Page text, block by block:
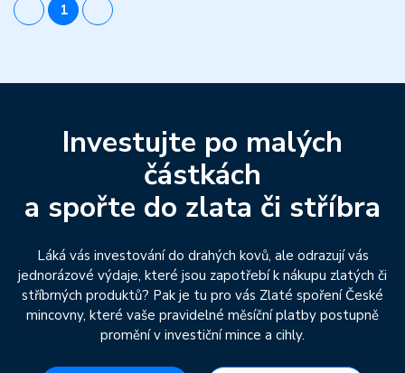
1
Investujte po malých
částkách
a spořte do zlata či stříbra
Láká vás investování do drahých kovů, ale odrazují vás
jednorázové výdaje, které jsou zapotřebí k nákupu zlatých či
stříbrných produktů? Pak je tu pro vás Zlaté spoření České
mincovny, které vaše pravidelné měsíční platby postupně
promění v investiční mince a cihly.